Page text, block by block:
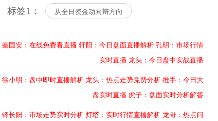
标签1： 从全日资金动向辩方向
秦国安：在线免费看直播 轩阳：今日盘面直播解析 孔明：市场行情
实时直播 龙头：今日盘中实战直播
徐小明：盘中即时直播解析 龙头：热点走势免费分析 推手：今日大
盘实时直播 虎子：盘面实时分析解答
锋长阳：市场走势实时分析 灯塔：实时行情直播解析 龙哥：热点问